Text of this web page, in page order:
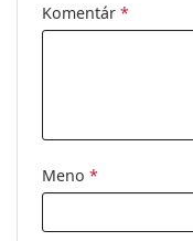
Komentár *
Meno *